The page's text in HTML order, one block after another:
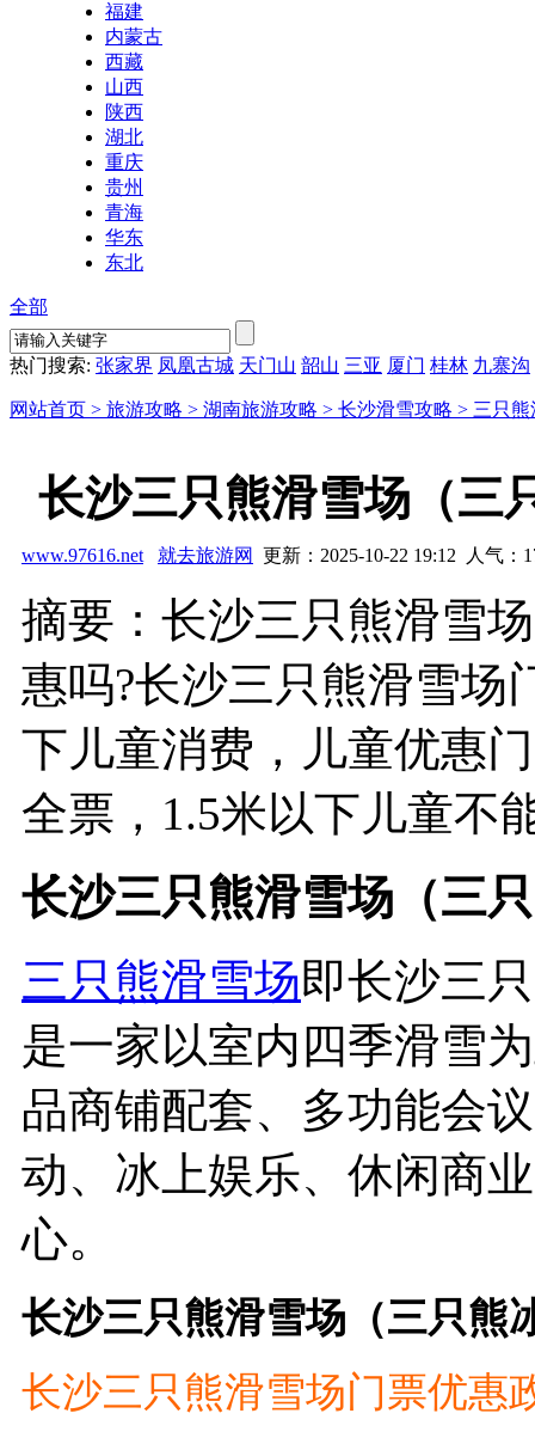
福建
内蒙古
西藏
山西
陕西
湖北
重庆
贵州
青海
华东
东北
全部
热门搜索: 张家界 凤凰古城 天门山 韶山 三亚 厦门 桂林 九寨沟
网站首页 > 旅游攻略 > 湖南旅游攻略 > 长沙滑雪攻略 > 三只熊
长沙三只熊滑雪场（三
www.97616.net 就去旅游网 更新：2025-10-22 19:12 人气：
摘要：长沙三只熊滑雪
惠吗?长沙三只熊滑雪场
下儿童消费，儿童优惠
全票，1.5米以下儿童不
长沙三只熊滑雪场（三
三只熊滑雪场即长沙三
是一家以室内四季滑雪
品商铺配套、多功能会
动、冰上娱乐、休闲商
心。
长沙三只熊滑雪场（三只熊
长沙三只熊滑雪场门票优惠